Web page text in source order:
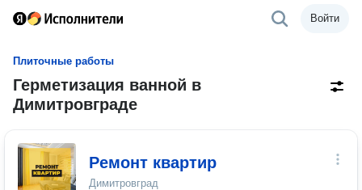
Войти
Плиточные работы
Герметизация ванной в
Димитровграде
Ремонт квартир
Димитровград